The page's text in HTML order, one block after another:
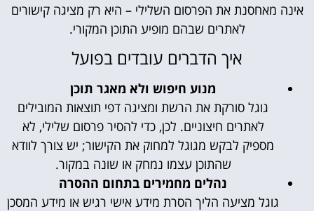
אינה מאחסנת את הפרסום השלילי – היא רק מציגה קישורים
לאתרים שבהם מופיע התוכן המקורי.
איך הדברים עובדים בפועל
מנוע חיפוש ולא מאגר תוכן
גוגל סורקת את הרשת ומציגה דפי תוצאות המובילים
לאתרים חיצוניים. לכן, כדי להסיר פרסום שלילי, לא
מספיק לבקש מגוגל למחוק את הקישור; יש צורך לוודא
שהתוכן עצמו נמחק או שונה במקור.
נהלים מחמירים בתחום ההסרה
גוגל מציעה הליך הסרת מידע אישי רגיש או מידע המסכן